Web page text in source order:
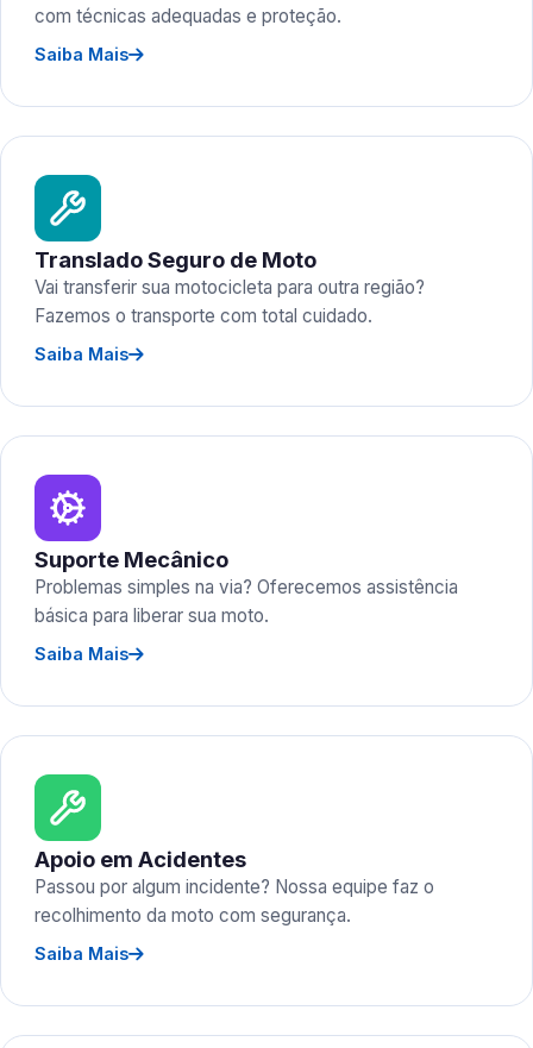
com técnicas adequadas e proteção.
Saiba Mais
Translado Seguro de Moto
Vai transferir sua motocicleta para outra região?
Fazemos o transporte com total cuidado.
Saiba Mais
Suporte Mecânico
Problemas simples na via? Oferecemos assistência
básica para liberar sua moto.
Saiba Mais
Apoio em Acidentes
Passou por algum incidente? Nossa equipe faz o
recolhimento da moto com segurança.
Saiba Mais